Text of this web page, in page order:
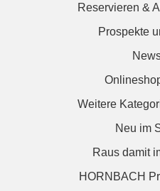
Reservieren &
Prospekte
Weitere
Neu im
Raus damit
HORNBACH